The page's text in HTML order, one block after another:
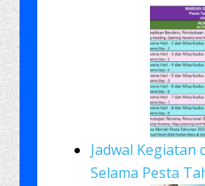
Jadwal Kegiatan
Selama Pesta